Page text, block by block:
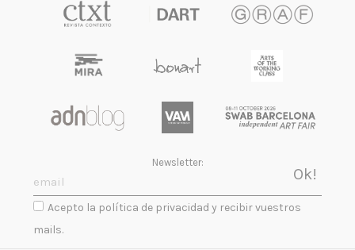
Newsletter:
Acepto la política de privacidad y recibir vuestros
mails.